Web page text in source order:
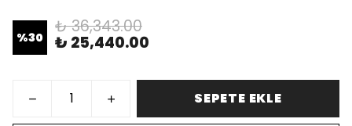
%30
₺ 36,343.00
₺ 25,440.00
SEPETE EKLE